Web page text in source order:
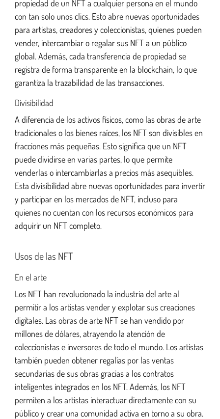
propiedad de un NFT a cualquier persona en el mundo
con tan solo unos clics. Esto abre nuevas oportunidades
para artistas, creadores y coleccionistas, quienes pueden
vender, intercambiar o regalar sus NFT a un público
global. Además, cada transferencia de propiedad se
registra de forma transparente en la blockchain, lo que
garantiza la trazabilidad de las transacciones.
Divisibilidad
A diferencia de los activos físicos, como las obras de arte
tradicionales o los bienes raíces, los NFT son divisibles en
fracciones más pequeñas. Esto significa que un NFT
puede dividirse en varias partes, lo que permite
venderlas o intercambiarlas a precios más asequibles.
Esta divisibilidad abre nuevas oportunidades para invertir
y participar en los mercados de NFT, incluso para
quienes no cuentan con los recursos económicos para
adquirir un NFT completo.
Usos de las NFT
En el arte
Los NFT han revolucionado la industria del arte al
permitir a los artistas vender y explotar sus creaciones
digitales. Las obras de arte NFT se han vendido por
millones de dólares, atrayendo la atención de
coleccionistas e inversores de todo el mundo. Los artistas
también pueden obtener regalías por las ventas
secundarias de sus obras gracias a los contratos
inteligentes integrados en los NFT. Además, los NFT
permiten a los artistas interactuar directamente con su
público y crear una comunidad activa en torno a su obra.